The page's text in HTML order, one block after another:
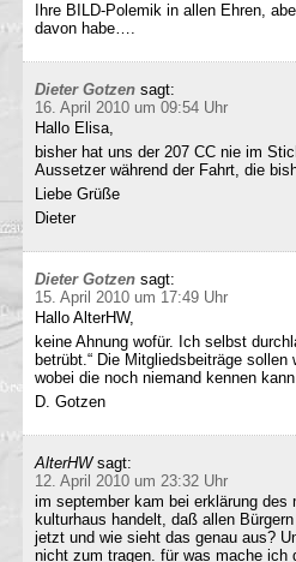
Ihre BILD-Polemik in allen Ehren,
davon habe….
Dieter Gotzen sagt:
16. April 2010 um 09:54 Uhr
Hallo Elisa,
bisher hat uns der 207 CC nie im
Aussetzer während der Fahrt, die
Liebe Grüße
Dieter
Dieter Gotzen sagt:
15. April 2010 um 17:49 Uhr
Hallo AlterHW,
keine Ahnung wofür. Ich selbst
betrübt.“ Die Mitgliedsbeiträge
wobei die noch niemand kennen
D. Gotzen
AlterHW sagt:
12. April 2010 um 23:32 Uhr
im september kam bei erklärung
kulturhaus handelt, daß allen
jetzt und wie sieht das genau aus?
nicht zum tragen. für was mache ich